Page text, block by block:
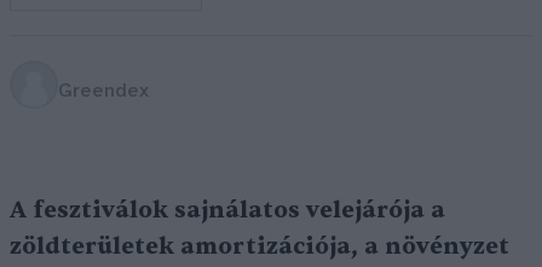
Greendex
A fesztiválok sajnálatos velejárója a
zöldterületek amortizációja, a növényzet